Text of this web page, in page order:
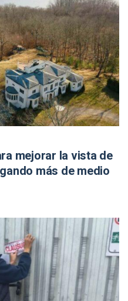
mejorar la vista de
más de medio